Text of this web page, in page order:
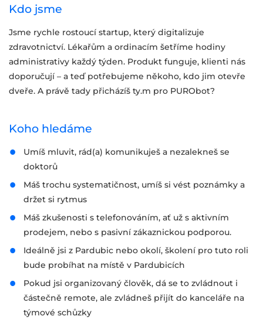
Kdo jsme
Jsme rychle rostoucí startup, který digitalizuje
zdravotnictví. Lékařům a ordinacím šetříme hodiny
administrativy každý týden. Produkt funguje, klienti nás
doporučují – a teď potřebujeme někoho, kdo jim otevře
dveře. A právě tady přicházíš ty.m pro PURObot?
Koho hledáme
Umíš mluvit, rád(a) komunikuješ a nezalekneš se
doktorů
Máš trochu systematičnost, umíš si vést poznámky a
držet si rytmus
Máš zkušenosti s telefonováním, ať už s aktivním
prodejem, nebo s pasivní zákaznickou podporou.
Ideálně jsi z Pardubic nebo okolí, školení pro tuto roli
bude probíhat na místě v Pardubicích
Pokud jsi organizovaný člověk, dá se to zvládnout i
částečně remote, ale zvládneš přijít do kanceláře na
týmové schůzky